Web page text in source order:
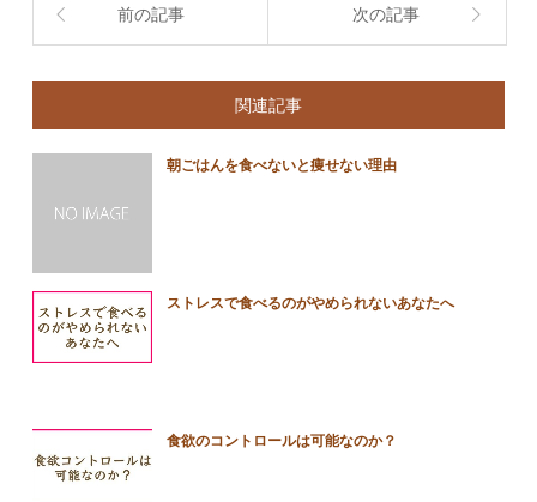
前の記事 次の記事
関連記事
朝ごはんを食べないと痩せない理由
ストレスで食べるのがやめられないあなたへ
食欲のコントロールは可能なのか？